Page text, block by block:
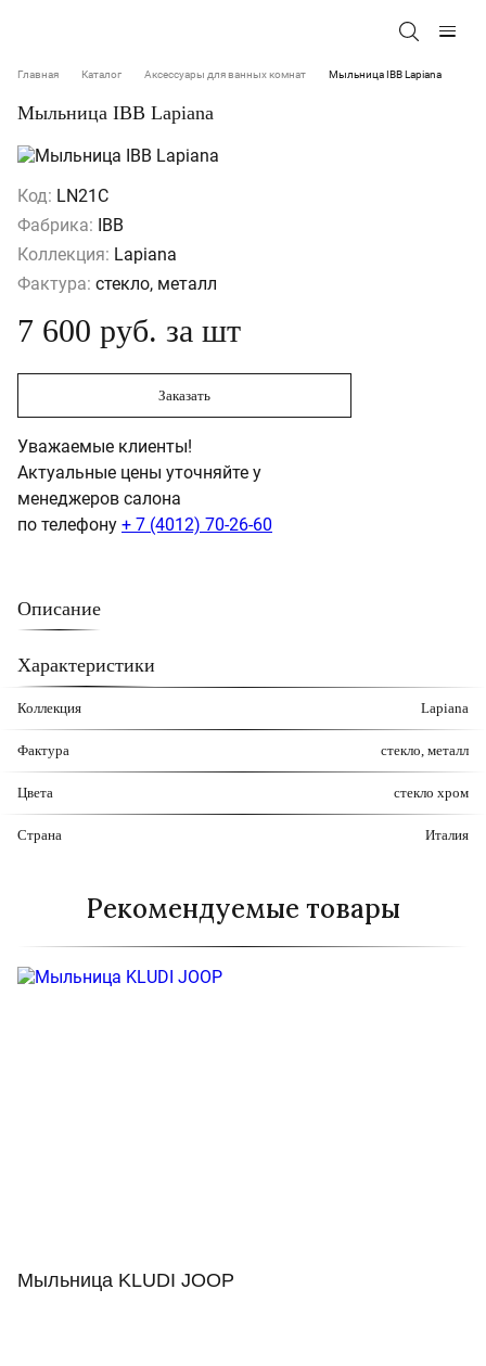
Главная Каталог Аксессуары для ванных комнат Мыльница IBB Lapiana
Мыльница IBB Lapiana
Код: LN21C
Фабрика: IBB
Коллекция: Lapiana
Фактура: стекло, металл
7 600 руб. за шт
Заказать
Уважаемые клиенты!
Актуальные цены уточняйте у
менеджеров салона
по телефону + 7 (4012) 70-26-60
Описание
Характеристики
Коллекция Lapiana
Фактура стекло, металл
Цвета стекло хром
Страна Италия
Рекомендуемые товары
Мыльница KLUDI JOOP